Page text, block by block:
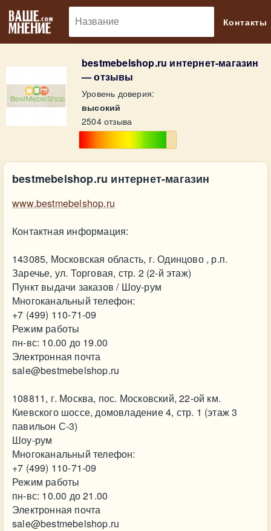
Контакты
bestmebelshop.ru интернет-магазин
— отзывы
Уровень доверия:
высокий
2504 отзыва
bestmebelshop.ru интернет-магазин
www.bestmebelshop.ru
Контактная информация:
143085, Московская область, г. Одинцово , р.п.
Заречье, ул. Торговая, стр. 2 (2-й этаж)
Пункт выдачи заказов / Шоу-рум
Многоканальный телефон:
+7 (499) 110-71-09
Режим работы
пн-вс: 10.00 до 19.00
Электронная почта
sale@bestmebelshop.ru
108811, г. Москва, пос. Московский, 22-ой км.
Киевского шоссе, домовладение 4, стр. 1 (этаж 3
павильон С-3)
Шоу-рум
Многоканальный телефон:
+7 (499) 110-71-09
Режим работы
пн-вс: 10.00 до 21.00
Электронная почта
sale@bestmebelshop.ru